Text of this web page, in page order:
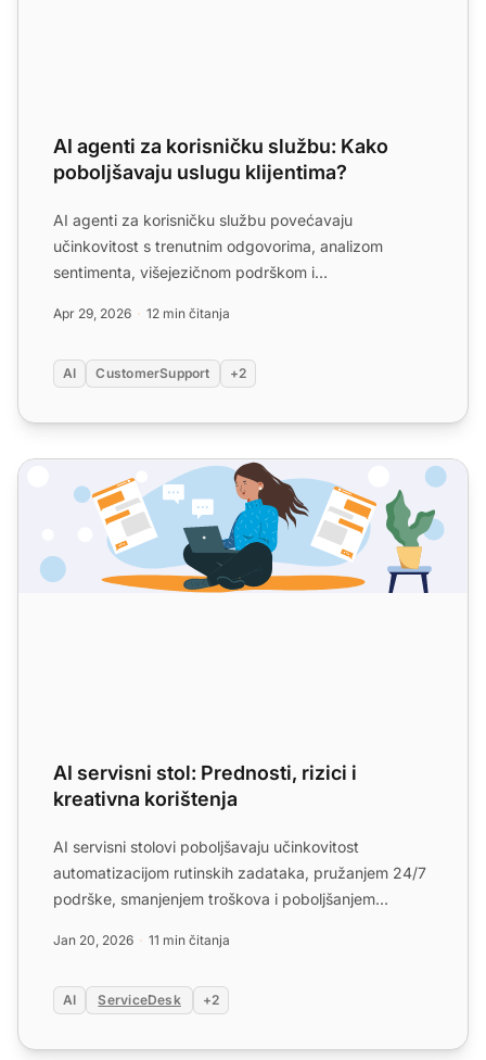
AI agenti za korisničku službu: Kako
poboljšavaju uslugu klijentima?
AI agenti za korisničku službu povećavaju
učinkovitost s trenutnim odgovorima, analizom
sentimenta, višejezičnom podrškom i
Apr 29, 2026 12 min čitanja
AI CustomerSupport +2
AI servisni stol: Prednosti, rizici i kreativna korištenja
AI servisni stol: Prednosti, rizici i
kreativna korištenja
AI servisni stolovi poboljšavaju učinkovitost
automatizacijom rutinskih zadataka, pružanjem 24/7
podrške, smanjenjem troškova i poboljšanjem
Jan 20, 2026 11 min čitanja
AI ServiceDesk +2